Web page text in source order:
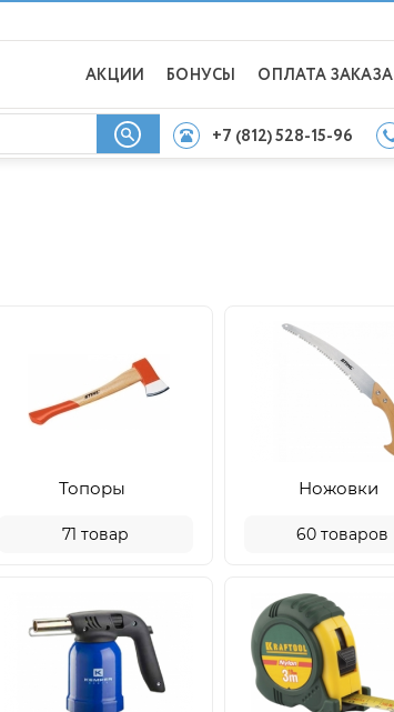
АКЦИИ БОНУСЫ ОПЛАТА ЗАКАЗА
+7 (812) 528-15-96
Топоры
71товар
Ножовки
60 товаров